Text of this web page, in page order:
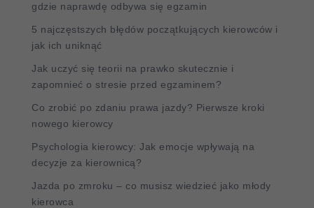
gdzie naprawdę odbywa się egzamin
5 najczęstszych błędów początkujących kierowców i
jak ich uniknąć
Jak uczyć się teorii na prawko skutecznie i
zapomnieć o stresie przed egzaminem?
Co zrobić po zdaniu prawa jazdy? Pierwsze kroki
nowego kierowcy
Psychologia kierowcy: Jak emocje wpływają na
decyzje za kierownicą?
Jazda po zmroku – co musisz wiedzieć jako młody
kierowca